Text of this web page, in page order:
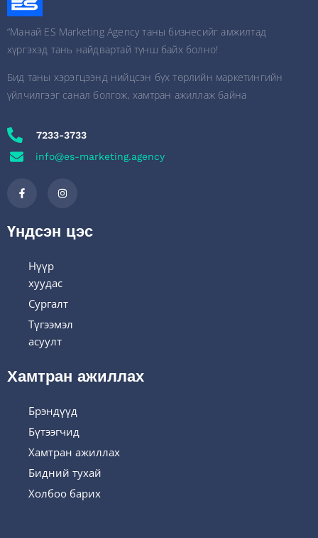
“Манай ES Marketing Agency таны бизнесийг амжилтад
хүргэхэд тань найдвартай түнш байх болно!
Бид таны хэрэгцээнд нийцсэн бүх төрлийн маркетингийн
үйлчилгээг санал болгож, хамтран ажиллаж байна
7233-3733
info@es-marketing.agency
Үндсэн цэс
Нүүр
хуудас
Сургалт
Түгээмэл
асуулт
Хамтран ажиллах
Брэндүүд
Бүтээгчид
Хамтран ажиллах
Бидний тухай
Холбоо барих